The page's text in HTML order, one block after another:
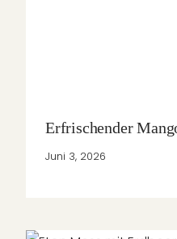
Erfrischender
Juni 3, 2026